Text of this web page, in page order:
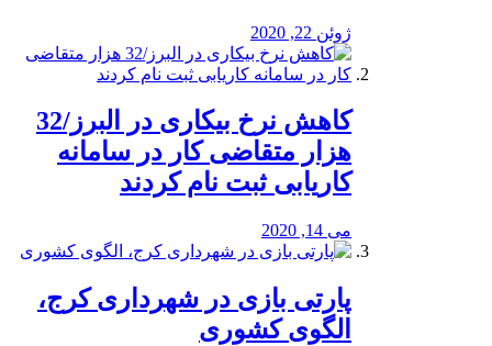
ژوئن 22, 2020
کاهش نرخ بیکاری در البرز/32
هزار متقاضی کار در سامانه
کاریابی ثبت نام کردند
می 14, 2020
پارتی بازی در شهرداری کرج،
الگوی کشوری